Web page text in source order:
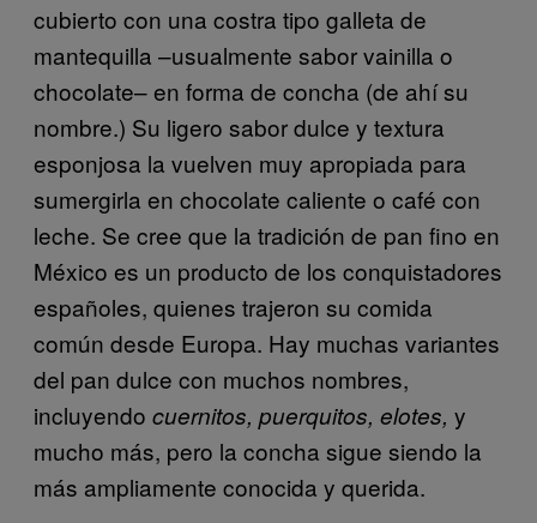
cubierto con una costra tipo galleta de
mantequilla –usualmente sabor vainilla o
chocolate– en forma de concha (de ahí su
nombre.) Su ligero sabor dulce y textura
esponjosa la vuelven muy apropiada para
sumergirla en chocolate caliente o café con
leche. Se cree que la tradición de pan fino en
México es un producto de los conquistadores
españoles, quienes trajeron su comida
común desde Europa. Hay muchas variantes
del pan dulce con muchos nombres,
incluyendo cuernitos, puerquitos, elotes, y
mucho más, pero la concha sigue siendo la
más ampliamente conocida y querida.